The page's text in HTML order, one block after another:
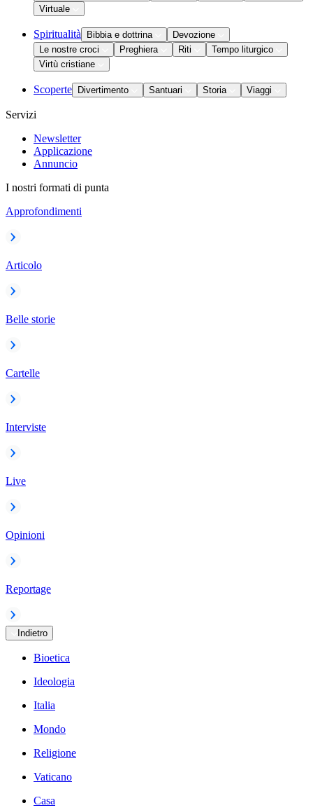
Virtuale
Spiritualità Bibbia e dottrina
Devozione
Le nostre croci
Preghiera Riti
Tempo liturgico
Virtù cristiane
Scoperte Divertimento Santuari Storia Viaggi
Servizi
Newsletter
Applicazione
Annuncio
I nostri formati di punta
Approfondimenti
Articolo
Belle storie
Cartelle
Interviste
Live
Opinioni
Reportage
Indietro
Bioetica
Ideologia
Italia
Mondo
Religione
Vaticano
Casa